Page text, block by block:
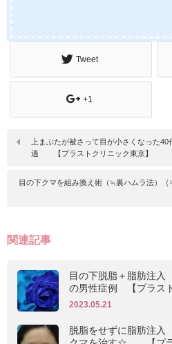
Tweet
+1
上まぶたが被さって目が小さくなった
過 【プラストクリニック東京】
目の下クマを組み換え術（≒裏ハムラ法
関連記事
目の下脱脂＋脂肪注
の男性症例 【プラス
2023.05.21
脱脂をせずに脂肪注入